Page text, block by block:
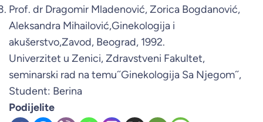
Prof. dr Dragomir Mladenović, Zorica Bogdanović,
Aleksandra Mihailović,Ginekologija i
akušerstvo,Zavod, Beograd, 1992.
Univerzitet u Zenici, Zdravstveni Fakultet,
seminarski rad na temu˝Ginekologija Sa Njegom˝,
Student: Berina
Podijelite